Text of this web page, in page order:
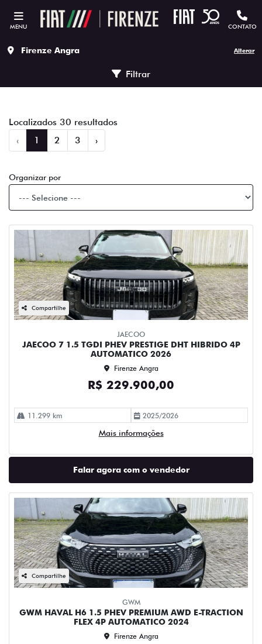
MENU CONTATO
Firenze Angra Alterar
Localizados 30 resultados
‹
1 2 3 ›
Filtrar
Organizar por
Compartilhe
JAECOO
JAECOO 7 1.5 TGDI PHEV PRESTIGE DHT HIBRIDO 4P
AUTOMATICO 2026
Firenze Angra
R$ 229.900,00
11.299 km 2025/2026
Mais informações
Falar agora com o vendedor
Compartilhe
GWM
GWM HAVAL H6 1.5 PHEV PREMIUM AWD E-TRACTION
FLEX 4P AUTOMATICO 2024
Firenze Angra